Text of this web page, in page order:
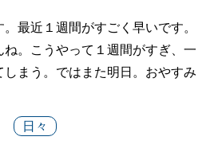
最近１週間がすごく早いです。
ね。こうやって１週間がすぎ、一
しまう。ではまた明日。おやすみ
日々